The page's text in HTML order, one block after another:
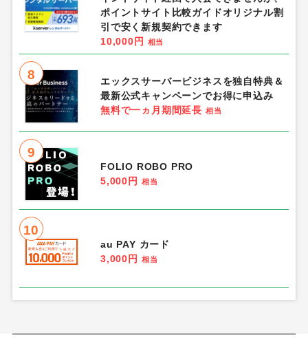
ポイントサイト比較ガイドオリジナル割
引で安く新規契約できます
10,000円
相当
8
エックスサーバービジネスを独自特典＆
最新公式キャンペーンでお得に申込み
無料で一ヵ月期間延長 相当
9
FOLIO ROBO PRO
5,000円
相当
10
au PAY カード
3,000円
相当